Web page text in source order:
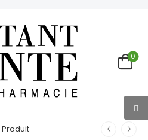
0
Produit